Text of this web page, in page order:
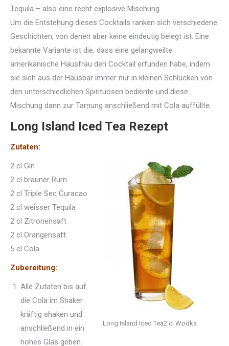
Tequila – also eine recht explosive Mischung.
Um die Entstehung dieses Cocktails ranken sich verschiedene
Geschichten, von denen aber keine eindeutig belegt ist. Eine
bekannte Variante ist die, dass eine gelangweilte
amerikanische Hausfrau den Cocktail erfunden habe, indem
sie sich aus der Hausbar immer nur in kleinen Schlucken von
den unterschiedlichen Spirituosen bediente und diese
Mischung dann zur Tarnung anschließend mit Cola auffüllte.
Long Island Iced Tea Rezept
Zutaten:
Long Island Iced Tea2 cl Wodka
2 cl Gin
2 cl brauner Rum
2 cl Triple Sec Curacao
2 cl weisser Tequila
2 cl Zitronensaft
2 cl Orangensaft
5 cl Cola
Zubereitung:
Alle Zutaten bis auf
die Cola im Shaker
kräftig shaken und
anschließend in ein
hohes Glas geben.